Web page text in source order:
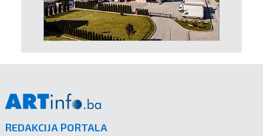
REDAKCIJA PORTALA